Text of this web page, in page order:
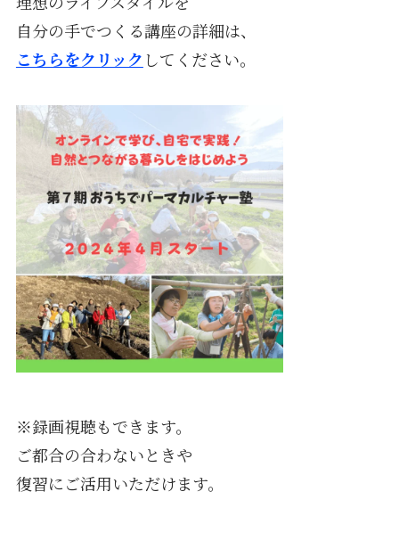
自分の手でつくる講座の詳細は、
こちらをクリック してください。
※録画視聴もできます。
ご都合の合わないときや
復習にご活用いただけます。